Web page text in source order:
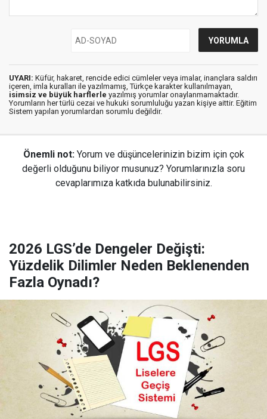
UYARI: Küfür, hakaret, rencide edici cümleler veya imalar, inançlara saldırı
içeren, imla kuralları ile yazılmamış, Türkçe karakter kullanılmayan,
isimsiz ve büyük harflerle yazılmış yorumlar onaylanmamaktadır.
Yorumların her türlü cezai ve hukuki sorumluluğu yazan kişiye aittir. Eğitim
Sistem yapılan yorumlardan sorumlu değildir.
Önemli not: Yorum ve düşüncelerinizin bizim için çok
değerli olduğunu biliyor musunuz? Yorumlarınızla soru
cevaplarımıza katkıda bulunabilirsiniz.
2026 LGS’de Dengeler Değişti:
Yüzdelik Dilimler Neden Beklenenden
Fazla Oynadı?